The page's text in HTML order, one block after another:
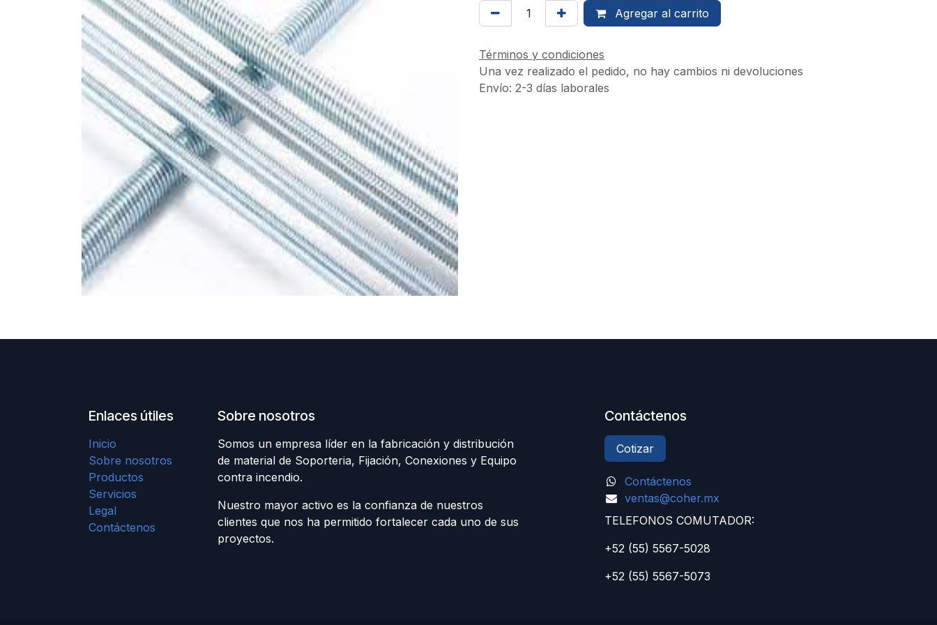
Agregar al carrito
Términos y condiciones
Una vez realizado el pedido, no hay cambios ni devoluciones
Envío: 2-3 días laborales
Enlaces útiles
Inicio
Sobre nosotros
Productos
Servicios
Legal
Contáctenos
Sobre nosotros
Somos un empresa líder en la fabricación y distribución
de material de Soporteria, Fijación, Conexiones y Equipo
contra incendio.
Nuestro mayor activo es la confianza de nuestros
clientes que nos ha permitido fortalecer cada uno de sus
proyectos.
Contáctenos
Cotizar
Contáctenos
ventas@coher.mx
TELEFONOS COMUTADOR:
+52 (55) 5567-5028
+52 (55) 5567-5073